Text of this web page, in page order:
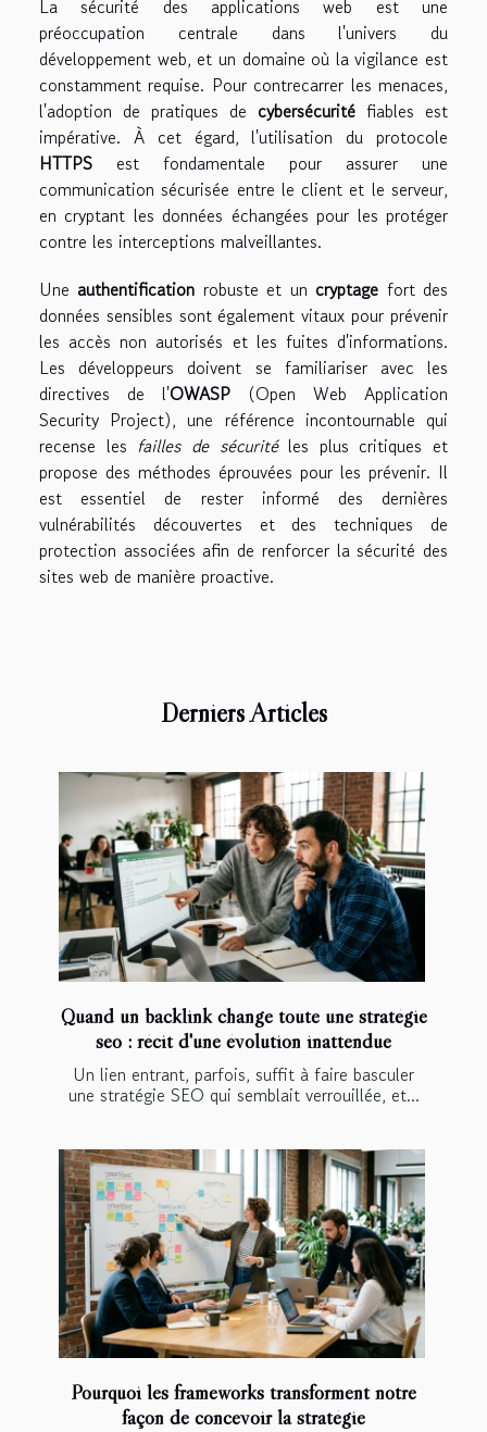
La sécurité des applications web est une
préoccupation centrale dans l'univers du
développement web, et un domaine où la vigilance est
constamment requise. Pour contrecarrer les menaces,
l'adoption de pratiques de cybersécurité fiables est
impérative. À cet égard, l'utilisation du protocole
HTTPS est fondamentale pour assurer une
communication sécurisée entre le client et le serveur,
en cryptant les données échangées pour les protéger
contre les interceptions malveillantes.
Une authentification robuste et un cryptage fort des
données sensibles sont également vitaux pour prévenir
les accès non autorisés et les fuites d'informations.
Les développeurs doivent se familiariser avec les
directives de l'OWASP (Open Web Application
Security Project), une référence incontournable qui
recense les failles de sécuritéles plus critiques et
propose des méthodes éprouvées pour les prévenir. Il
est essentiel de rester informé des dernières
vulnérabilités découvertes et des techniques de
protection associées afin de renforcer la sécurité des
sites web de manière proactive.
Derniers Articles
Quand un backlink change toute une stratégie
seo : récit d'une évolution inattendue
Un lien entrant, parfois, suffit à faire basculer
une stratégie SEO qui semblait verrouillée, et...
Pourquoi les frameworks transforment notre
façon de concevoir la stratégie